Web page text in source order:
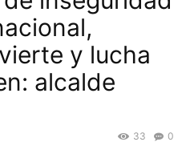
y lucha
alcalde
0
33